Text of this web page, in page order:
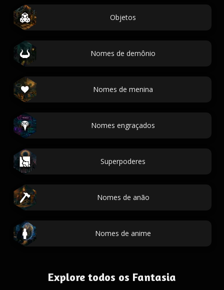
Objetos
Nomes de demônio
Nomes de menina
Nomes engraçados
Superpoderes
Nomes de anão
Nomes de anime
Explore todos os Fantasia